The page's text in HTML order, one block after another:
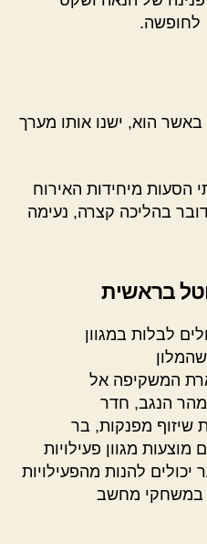
לחופשה.
באשר הוא, ישנו אותו מערך
הסעות מיחידות האירוח
בהליכה קצרה, נעימה
בראשית
לבלות במגוון
המשקיפה אל
הנגב, חדר
שיזוף מפנקות, בר
מוצעות מגוון פעילויות
יכולים להנות מהפעילויות
במשחקי מחשב